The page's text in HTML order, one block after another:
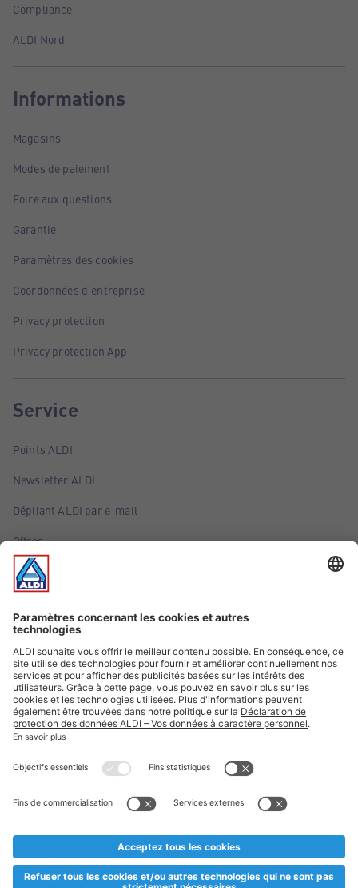
Compliance
ALDI Nord
Informations
Magasins
Modes de paiement
Foire aux questions
Garantie
Paramètres des cookies
Coordonnées d'entreprise
Privacy protection
Privacy protection App
Service
Points ALDI
Newsletter ALDI
Dépliant ALDI par e-mail
Offres
Infos essentielles
Suivez ALDI Luxembourg
Textes marqués d'un astérisque et mentions légales
esoulaang bis de Stock eidel ass. Mir soen Iech Merci fir Äert
Planifikatioun ausverkaaft sollte sinn. De VALORLUX-Präis an
** Op dësem Site huet d'Benotze vun der männlecher Form eng
besser Liesbarkeet am Sënn an huet keng diskriminéierend